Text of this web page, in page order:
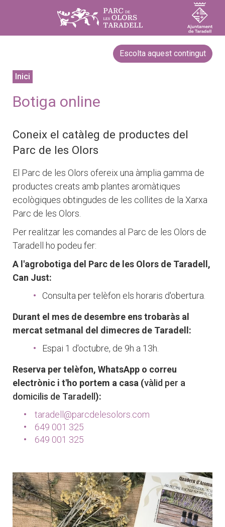
Escolta aquest contingut
Inici
Botiga online
Coneix el catàleg de productes del
Parc de les Olors
El Parc de les Olors ofereix una àmplia gamma de
productes creats amb plantes aromàtiques
ecològiques obtingudes de les collites de la Xarxa
Parc de les Olors.
Per realitzar les comandes al Parc de les Olors de
Taradell ho podeu fer:
A l'agrobotiga del Parc de les Olors de Taradell,
Can Just:
Consulta per telèfon els horaris d'obertura.
Durant el mes de desembre ens trobaràs al
mercat setmanal del dimecres de Taradell:
Espai 1 d'octubre, de 9h a 13h.
Reserva per telèfon, WhatsApp o correu
electrònic i t'ho portem a casa (vàlid per a
domicilis de Taradell ):
taradell@parcdelesolors.com
649 001 325
649 001 325